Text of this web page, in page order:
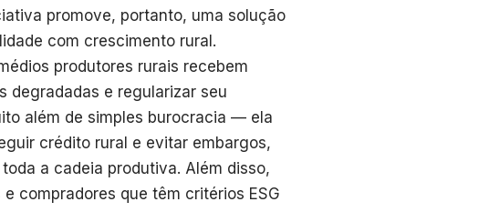
promove, portanto, uma solução
com crescimento rural.
produtores rurais recebem
degradadas e regularizar seu
além de simples burocracia — ela
crédito rural e evitar embargos,
a cadeia produtiva. Além disso,
compradores que têm critérios ESG